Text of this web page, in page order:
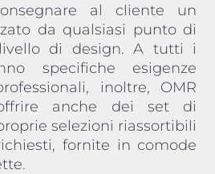
al cliente un
da qualsiasi punto di
di design. A tutti i
specifiche esigenze
inoltre, OMR
anche dei set di
selezioni riassortibili
fornite in comode